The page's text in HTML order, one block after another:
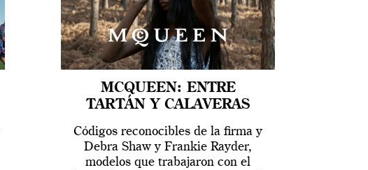
MCQUEEN: ENTRE
TARTÁN Y CALAVERAS
Códigos reconocibles de la firma y
Debra Shaw y Frankie Rayder,
modelos que trabajaron con el